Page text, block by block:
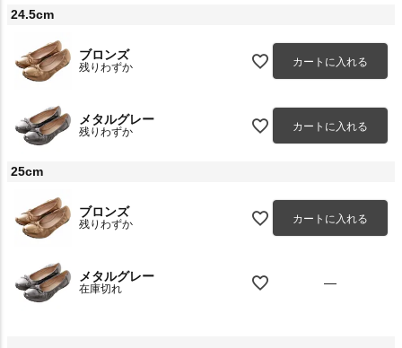
24.5cm
ブロンズ
残りわずか カートに入れる
メタルグレー
残りわずか カートに入れる
25cm
ブロンズ
残りわずか カートに入れる
メタルグレー
在庫切れ —